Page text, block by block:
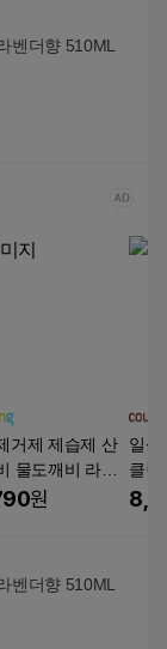
벤더향 510ML
거제 제습제 산
물도깨비 라벤
습량500ml)
원
일상
클린
환
벤더향 510ML